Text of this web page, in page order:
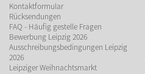
Kontaktformular
Rücksendungen
FAQ - Häufig gestelle Fragen
Bewerbung Leipzig 2026
Ausschreibungsbedingungen Leipzig
2026
Leipziger Weihnachtsmarkt